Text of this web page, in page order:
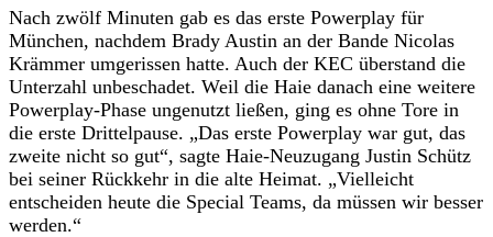
Nach zwölf Minuten gab es das erste Powerplay für
München, nachdem Brady Austin an der Bande Nicolas
Krämmer umgerissen hatte. Auch der KEC überstand die
Unterzahl unbeschadet. Weil die Haie danach eine weitere
Powerplay-Phase ungenutzt ließen, ging es ohne Tore in
die erste Drittelpause. „Das erste Powerplay war gut, das
zweite nicht so gut“, sagte Haie-Neuzugang Justin Schütz
bei seiner Rückkehr in die alte Heimat. „Vielleicht
entscheiden heute die Special Teams, da müssen wir besser
werden.“